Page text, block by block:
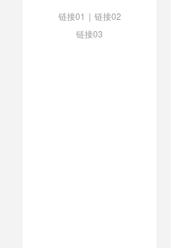
链接01 | 链接02
链接03